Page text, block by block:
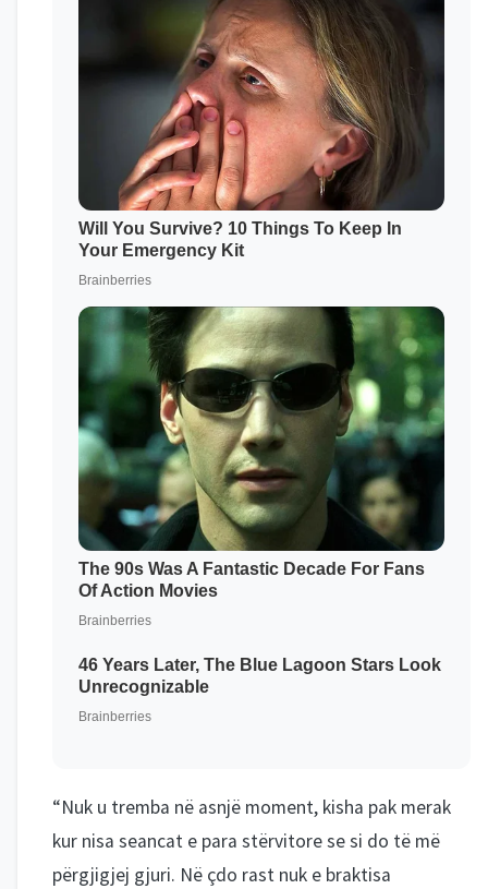
“Nuk u tremba në asnjë moment, kisha pak merak
kur nisa seancat e para stërvitore se si do të më
përgjigjej gjuri. Në çdo rast nuk e braktisa